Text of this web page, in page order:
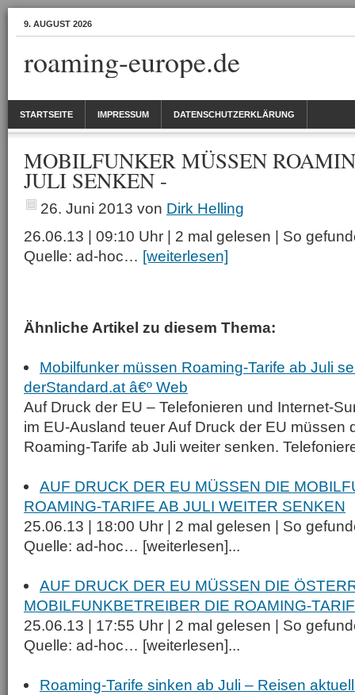
9. AUGUST 2026
roaming-europe.de
STARTSEITE IMPRESSUM DATENSCHUTZERKLÄRUNG
MOBILFUNKER MÜSSEN
JULI SENKEN -
26. Juni 2013 von Dirk Helling
26.06.13 | 09:10 Uhr | 2 mal gelesen | So
Quelle: ad-hoc… [weiterlesen]
Ähnliche Artikel zu diesem Thema:
Mobilfunker müssen Roaming-Tarife ab Juli
derStandard.at â€º Web
Auf Druck der EU – Telefonieren und Internet-
im EU-Ausland teuer Auf Druck der EU müssen
Roaming-Tarife ab Juli weiter senken.
AUF DRUCK DER EU MÜSSEN DIE
ROAMING-TARIFE AB JULI WEITER SENKEN
25.06.13 | 18:00 Uhr | 2 mal gelesen | So
Quelle: ad-hoc… [weiterlesen]...
AUF DRUCK DER EU MÜSSEN DIE
MOBILFUNKBETREIBER DIE ROAMING-
25.06.13 | 17:55 Uhr | 2 mal gelesen | So
Quelle: ad-hoc… [weiterlesen]...
Roaming-Tarife sinken ab Juli – Reisen